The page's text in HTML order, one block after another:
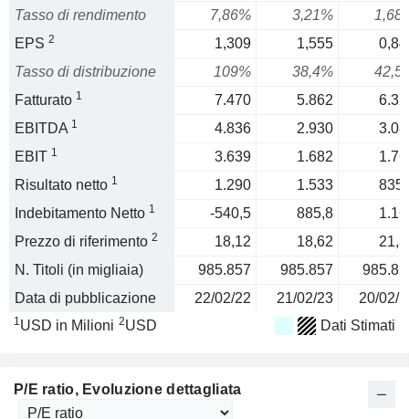
Tasso di rendimento
7,86% 3,21%
EPS 2 1,309 1,555
Tasso di distribuzione
109% 38,4%
Fatturato 1 7.470 5.862
EBITDA 1 4.836 2.930
EBIT 1 3.639 1.682
Risultato netto 1 1.290 1.533
Indebitamento Netto 1 -540,5 885,8
Prezzo di riferimento 2 18,12 18,62
N. Titoli (in migliaia)
985.857 985.857
Data di pubblicazione
22/02/22 21/02/23 20/02/
1USD in Milioni 2USD Dati Stimati
P/E ratio, Evoluzione dettagliata